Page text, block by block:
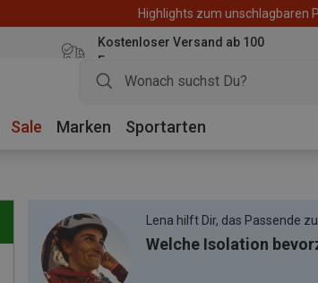
Highlights zum unschlagbaren
Kostenloser Versand ab 100
Euro
Sale Marken Sportarten
Lena hilft Dir, das Passende
Welche Isolation